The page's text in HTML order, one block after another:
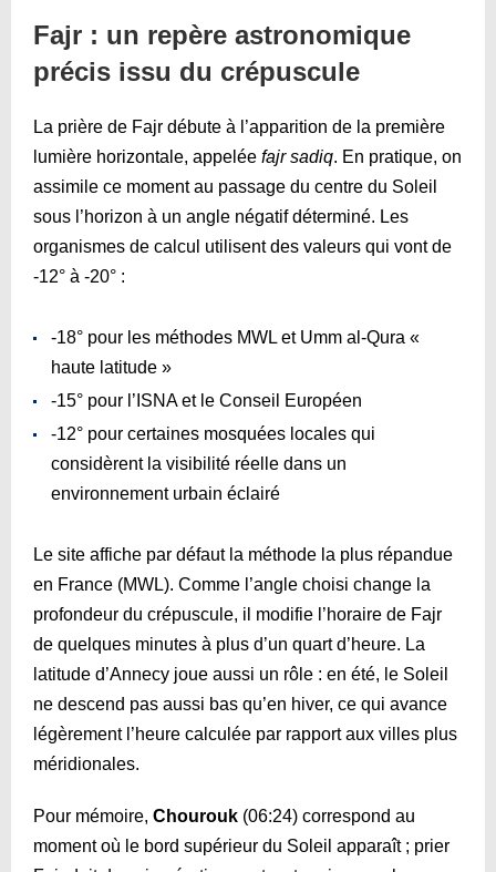
Fajr : un repère astronomique
précis issu du crépuscule
La prière de Fajr débute à l’apparition de la première
lumière horizontale, appelée fajr sadiq. En pratique, on
assimile ce moment au passage du centre du Soleil
sous l’horizon à un angle négatif déterminé. Les
organismes de calcul utilisent des valeurs qui vont de
‑12° à ‑20° :
-18° pour les méthodes MWL et Umm al-Qura «
haute latitude »
-15° pour l’ISNA et le Conseil Européen
-12° pour certaines mosquées locales qui
considèrent la visibilité réelle dans un
environnement urbain éclairé
Le site affiche par défaut la méthode la plus répandue
en France (MWL). Comme l’angle choisi change la
profondeur du crépuscule, il modifie l’horaire de Fajr
de quelques minutes à plus d’un quart d’heure. La
latitude d’Annecy joue aussi un rôle : en été, le Soleil
ne descend pas aussi bas qu’en hiver, ce qui avance
légèrement l’heure calculée par rapport aux villes plus
méridionales.
Pour mémoire, Chourouk (06:24) correspond au
moment où le bord supérieur du Soleil apparaît ; prier